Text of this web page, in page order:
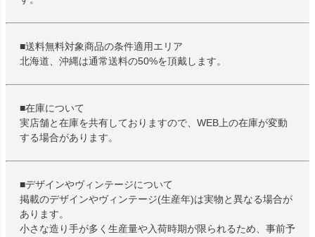
■送料無料対象商品の条件適用エリア
北海道、沖縄は通常送料の50%を頂戴します。
■在庫について
実店舗と在庫を共有しておりますので、WEB上の在庫が変動
する場合があります。
■デザインやヴィンテージについて
掲載のデザインやヴィンテージ(生産年)は実物と異なる場合が
あります。
小さな造り手が多く生産量や入荷時期が限られるため、事前予